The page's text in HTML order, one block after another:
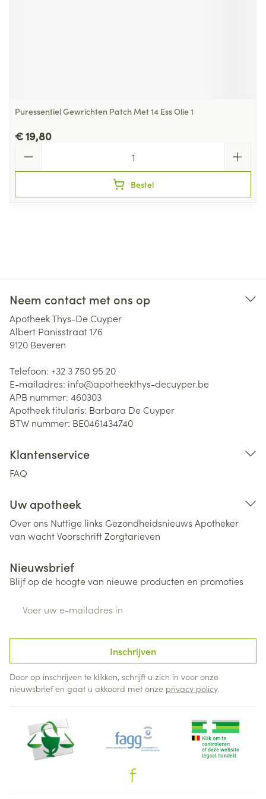
Puressentiel Gewrichten Patch Met 14 Ess Olie 1
€ 19,80
Bestel
Neem contact met ons op
Apotheek Thys-De Cuyper
Albert Panisstraat 176
9120 Beveren
Telefoon: +32 3 750 95 20
E-mailadres: info@apotheekthys-decuyper.be
APB nummer: 460303
Apotheek titularis: Barbara De Cuyper
BTW nummer: BE0461434740
Klantenservice
FAQ
Uw apotheek
Over ons Nuttige links Gezondheidsnieuws Apotheker
van wachtVoorschriftZorgtarieven
Nieuwsbrief
Blijf op de hoogte van nieuwe producten en promoties
Inschrijven
Door op inschrijven te klikken, schrijft u zich in voor onze
nieuwsbrief en gaat u akkoord met onze privacy policy.